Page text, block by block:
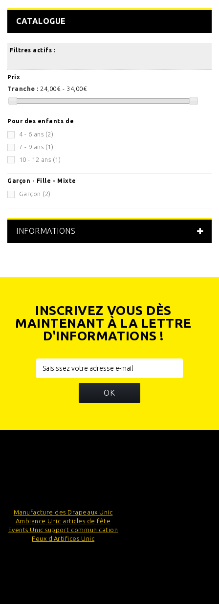
CATALOGUE
Filtres actifs :
Prix
Tranche : 24,00€ - 34,00€
Pour des enfants de
4 - 6 ans (2)
7 - 9 ans (1)
10 - 12 ans (1)
Garçon - Fille - Mixte
Garçon (2)
INFORMATIONS
INSCRIVEZ VOUS DÈS
MAINTENANT À LA LETTRE
D'INFORMATIONS !
OK
Manufacture des Drapeaux Unic
Ambiance Unic articles de fête
Events Unic support communication
Feux d'Artifices Unic